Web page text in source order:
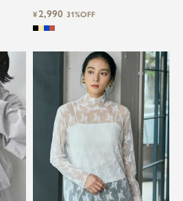
ラウス
¥2,990 31%OFF